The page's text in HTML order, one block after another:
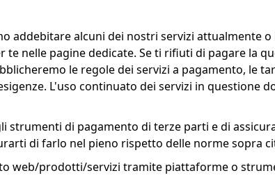
alcuni dei nostri servizi attualmente
nelle pagine dedicate. Se ti rifiuti di pagare la
le regole dei servizi a pagamento, le
L'uso continuato dei servizi in questione
di pagamento di terze parti e di
di farlo nel pieno rispetto delle norme sopra
web/prodotti/servizi tramite piattaforme o